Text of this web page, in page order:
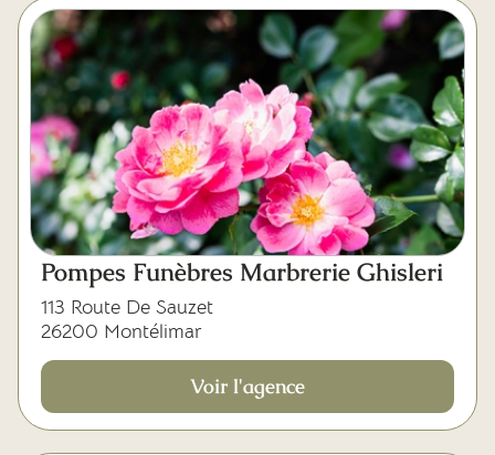
Pompes Funèbres Marbrerie Ghisleri
113 Route De Sauzet
26200 Montélimar
Voir l'agence